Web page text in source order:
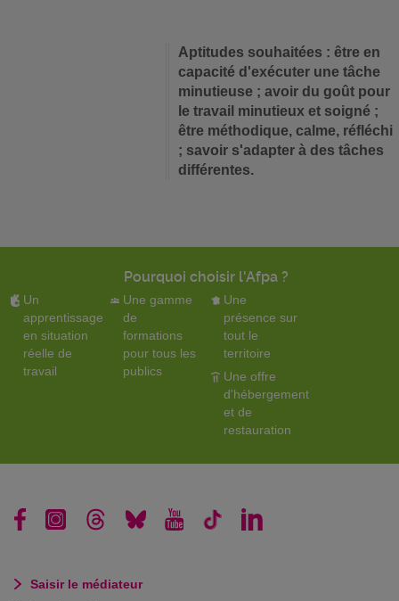
Aptitudes souhaitées : être en
capacité d'exécuter une tâche
minutieuse ; avoir du goût pour
le travail minutieux et soigné ;
être méthodique, calme, réfléchi
; savoir s'adapter à des tâches
différentes.
Pourquoi choisir l'Afpa ?
Un
apprentissage
en situation
réelle de
travail
Une gamme
de
formations
pour tous les
publics
Une
présence sur
tout le
territoire
Une offre
d'hébergement
et de
restauration
Saisir le médiateur